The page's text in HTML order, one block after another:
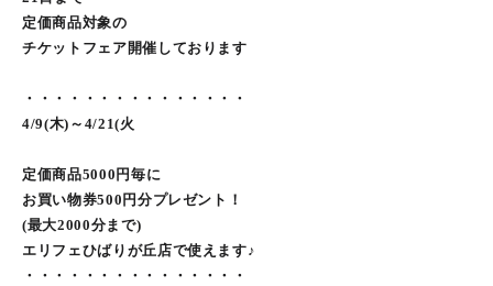
定価商品対象の
チケットフェア開催しております
・・・・・・・・・・・・・・・
4/9(木)～4/21(火
定価商品5000円毎に
お買い物券500円分プレゼント！
(最大2000分まで)
エリフェひばりが丘店で使えます♪
・・・・・・・・・・・・・・・